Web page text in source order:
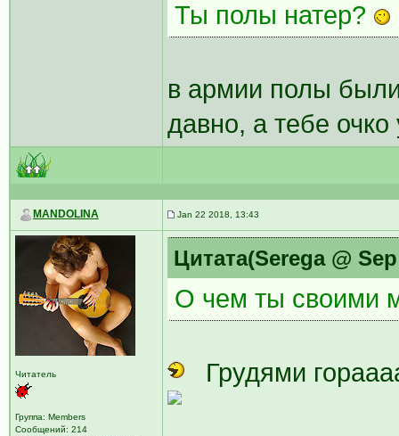
Ты полы натер?
в армии полы
давно, а тебе
MANDOLINA Jan 22 2018, 13:43
Читатель
Группа: Members
Сообщений: 214
Цитата(Serega @
О чем ты своими
Грудями